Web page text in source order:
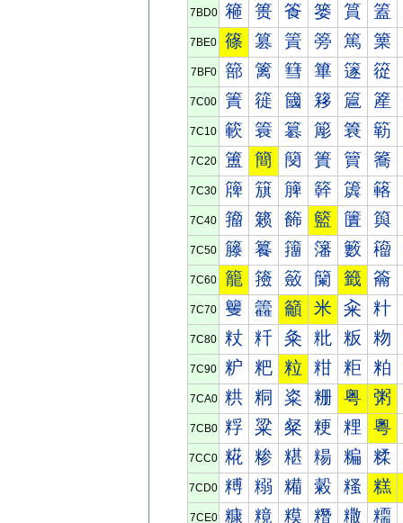
7BD0 篐 篑 篒 篓 篔 篕
7BE0 篠 篡 篢 篣 篤 篥
7BF0 篰 篱 篲 篳 篴 篵
7C00 簀 簁 簂 簃 簄 簅
7C10 簐 簑 簒 簓 簔 簕
7C20 簠 簡 簢 簣 簤 簥
7C30 簰 簱 簲 簳 簴 簵
7C40 籀 籁 籂 籃 籄 籅
7C50 籐 籑 籒 籓 籔 籕
7C60 籠 籡 籢 籣 籤 籥
7C70 籰 籱 籲 米 籴 籵
7C80 粀 粁 粂 粃 粄 粅
7C90 粐 粑 粒 粓 粔 粕
7CA0 粠 粡 粢 粣 粤 粥
7CB0 粰 粱 粲 粳 粴 粵
7CC0 糀 糁 糂 糃 糄 糅
7CD0 糐 糑 糒 糓 糔 糕
7CE0 糠 糡 糢 糣 糤 糥